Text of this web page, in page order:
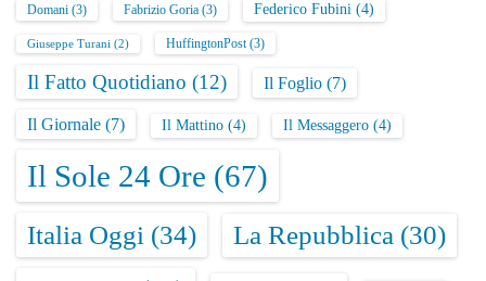
Domani (3) Fabrizio Goria (3) Federico Fubini (4)
Giuseppe Turani (2) HuffingtonPost(3)
Il Fatto Quotidiano (12) Il Foglio (7)
Il Giornale (7) Il Mattino (4) Il Messaggero (4)
Il Sole 24 Ore (67)
Italia Oggi (34) La Repubblica (30)